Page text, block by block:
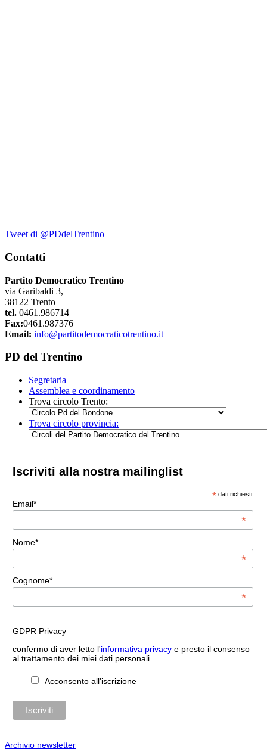
Tweet di @PDdelTrentino
Contatti
Partito Democratico Trentino
via Garibaldi 3,
38122 Trento
tel. 0461.986714
Fax:0461.987376
Email: info@partitodemocraticotrentino.it
PD del Trentino
Segretaria
Assemblea e coordinamento
Trova circolo Trento:
Trova circolo provincia:
Iscriviti alla nostra mailinglist
* dati richiesti
Email*
*
Nome*
*
Cognome*
*
GDPR Privacy
confermo di aver letto l'informativa privacye presto il consenso
al trattamento dei miei dati personali
Acconsento all'iscrizione
Archivio newsletter